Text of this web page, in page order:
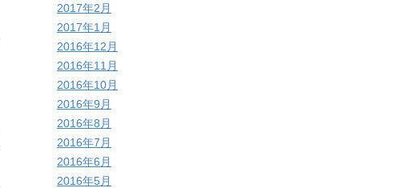
2017年2月
2017年1月
2016年12月
2016年11月
2016年10月
2016年9月
2016年8月
2016年7月
2016年6月
2016年5月